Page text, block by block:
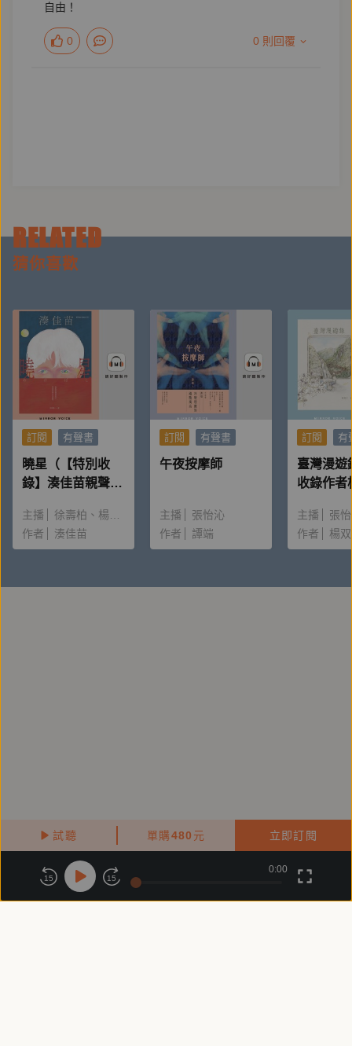
試聽 單購480 元 立即訂閱
李惠貞
出版界資深工作者，曾獲 2016 金鼎奬雜誌類個人奬最
佳主編、2023 誠品閱讀職人大賞「年度最期待作
家」。現為獨立工作者，以「獨角獸計劃」進行各種推
廣閱讀活動、經營閱讀空間「a reader」、主持
由人》、《給未來的讀者》、《大人只知道部分的世
界》、《成為企劃人》，與女兒合著《和媽媽互相喜歡
版品《朝一座生命的山》、《一所生命的學校》、【光
自由！
0 0 則回覆
RELATED
猜你喜歡
訂閱 有聲書
曉星（【特別收
錄】湊佳苗親聲朗
主播 徐壽柏
楊雅淳
作者
湊佳苗
訂閱 有聲書
午夜按摩師
主播
張怡沁
作者
譚端
訂閱 有
臺灣漫遊
收錄作者
主播
張
作者
楊
關於鏡好聽
商務合作 付費條款 會員條款
15 15
0:00